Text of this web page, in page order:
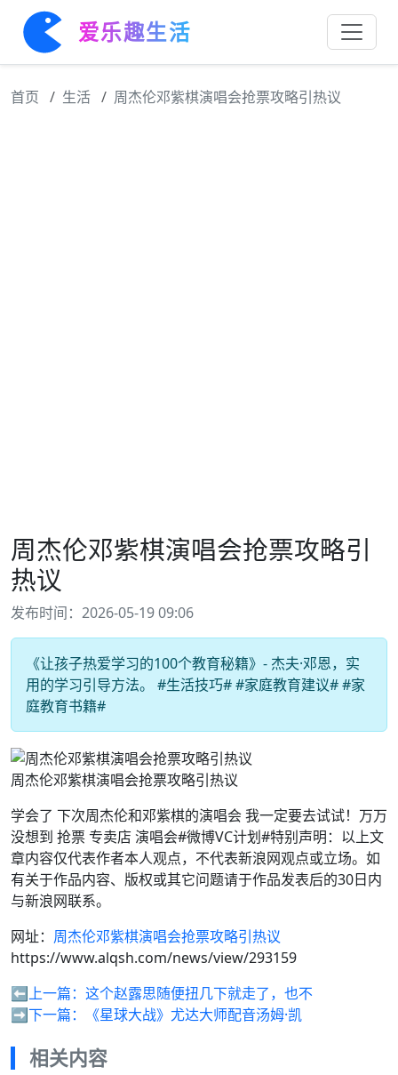
爱乐趣生活
首页 生活 周杰伦邓紫棋演唱会抢票攻略引热议
周杰伦邓紫棋演唱会抢票攻略引
热议
发布时间：2026-05-19 09:06
《让孩子热爱学习的100个教育秘籍》- 杰夫·邓恩，实
用的学习引导方法。 #生活技巧# #家庭教育建议# #家
庭教育书籍#
周杰伦邓紫棋演唱会抢票攻略引热议
学会了 下次周杰伦和邓紫棋的演唱会 我一定要去试试！万万
没想到 抢票 专卖店 演唱会#微博VC计划#特别声明：以上文
章内容仅代表作者本人观点，不代表新浪网观点或立场。如
有关于作品内容、版权或其它问题请于作品发表后的30日内
与新浪网联系。
网址： 周杰伦邓紫棋演唱会抢票攻略引热议
https://www.alqsh.com/news/view/293159
⬅️上一篇： 这个赵露思随便扭几下就走了，也不
➡️下一篇：
《星球大战》尤达大师配音汤姆·凯
相关内容